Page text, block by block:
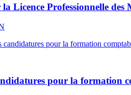
Licence Professionnelle
pour la formation